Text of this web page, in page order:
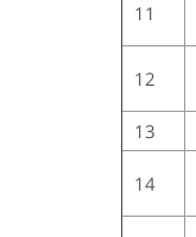
11
12
13
14